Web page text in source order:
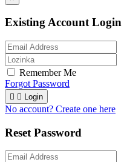
Existing Account Login
Remember Me
Forgot Password
  Login
No account? Create one here
Reset Password